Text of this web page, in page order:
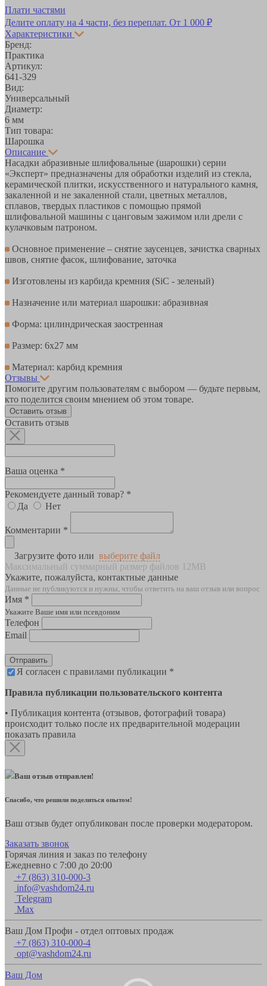
Плати частями
Делите оплату на 4 части, без переплат. От 1 000 ₽
Характеристики
Бренд:
Практика
Артикул:
641-329
Вид:
Универсальный
Диаметр:
6 мм
Тип товара:
Шарошка
Описание
Насадки абразивные шлифовальные (шарошки) серии
«Эксперт» предназначены для обработки изделий из стекла,
керамической плитки, искусственного и натурального камня,
закаленной и не закаленной стали, цветных металлов,
сплавов, твердых пластиков с помощью прямой
шлифовальной машины с цанговым зажимом или дрели с
кулачковым патроном.
Основное применение – снятие заусенцев, зачистка сварных
швов, снятие фасок, шлифование, заточка
Изготовлены из карбида кремния (SiC - зеленый)
Назначение или материал шарошки: абразивная
Форма: цилиндрическая заостренная
Размер: 6х27 мм
Материал: карбид кремния
Отзывы
Помогите другим пользователям с выбором — будьте первым,
кто поделится своим мнением об этом товаре.
Оставить отзыв
Оставить отзыв
Ваша оценка *
Рекомендуете данный товар? *
Да
Нет
Комментарии *
Загрузите фото или выберите файл
Максимальный суммарный размер файлов 12MB
Укажите, пожалуйста, контактные данные
Данные не публикуются и нужны, чтобы ответить на ваш отзыв или вопрос
Имя *
Укажите Ваше имя или псевдоним
Телефон
Email
Отправить
Я согласен с правилами публикации *
Правила публикации пользовательского контента
• Публикация контента (отзывов, фотографий товара)
происходит только после их предварительной модерации
показать правила
Ваш отзыв отправлен!
Спасибо, что решили поделиться опытом!
Ваш отзыв будет опубликован после проверки модератором.
Заказать звонок
Горячая линия и заказ по телефону
Ежедневно с 7:00 до 20:00
+7 (863) 310-000-3
info@vashdom24.ru
Telegram
Max
Ваш Дом Профи - отдел оптовых продаж
+7 (863) 310-000-4
opt@vashdom24.ru
Ваш Дом